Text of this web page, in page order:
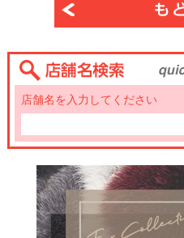
店舗名を入力してください